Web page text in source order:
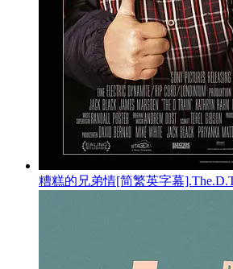
糟糕的兄弟情[简繁英字幕